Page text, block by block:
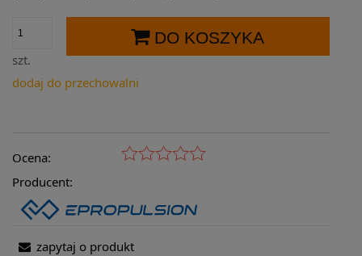
szt.
DO KOSZYKA
dodaj do przechowalni
Ocena:
Producent:
zapytaj o produkt